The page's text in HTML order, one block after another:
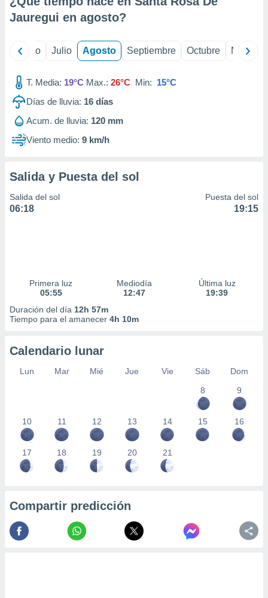
e
publicidad
publicidad
de
Jauregui en agosto?
Junio Julio Agosto Septiembre Octubre
T. Media: 19°C Max.: 26°C Min: 15°C
Días de lluvia: 16 días
Acum. de lluvia: 120 mm
Viento medio: 9 km/h
Salida y Puesta del sol
Salida del sol
06:18
Puesta del sol
19:15
Primera luz
05:55
Mediodía
12:47
Última luz
19:39
Duración del día 12h 57m
Tiempo para el amanecer 4h 10m
Calendario lunar
Lun Mar Mié Jue Vie Sáb
Dom
8
9
10 11 12 13 14 15 16
17 18 19 20 21
Compartir predicción